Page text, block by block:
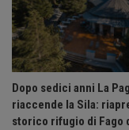
Dopo sedici anni La
riaccende la Sila:
storico rifugio di Fago